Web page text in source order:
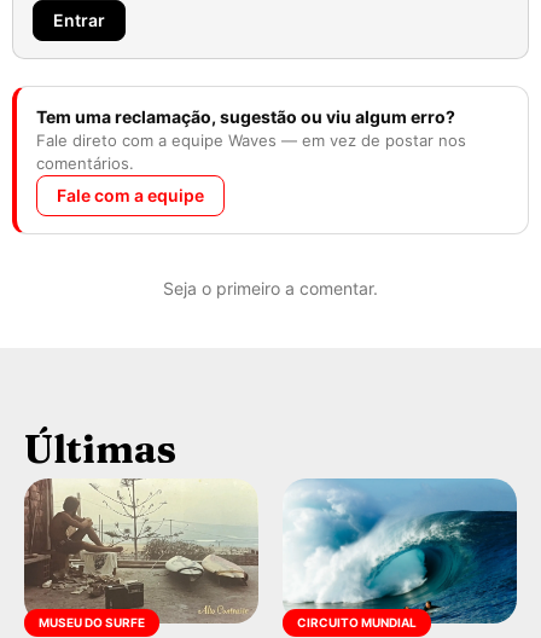
Entrar
Tem uma reclamação, sugestão ou viu algum erro?
Fale direto com a equipe Waves — em vez de postar nos
comentários.
Fale com a equipe
Seja o primeiro a comentar.
Últimas
MUSEU DO SURFE CIRCUITO MUNDIAL